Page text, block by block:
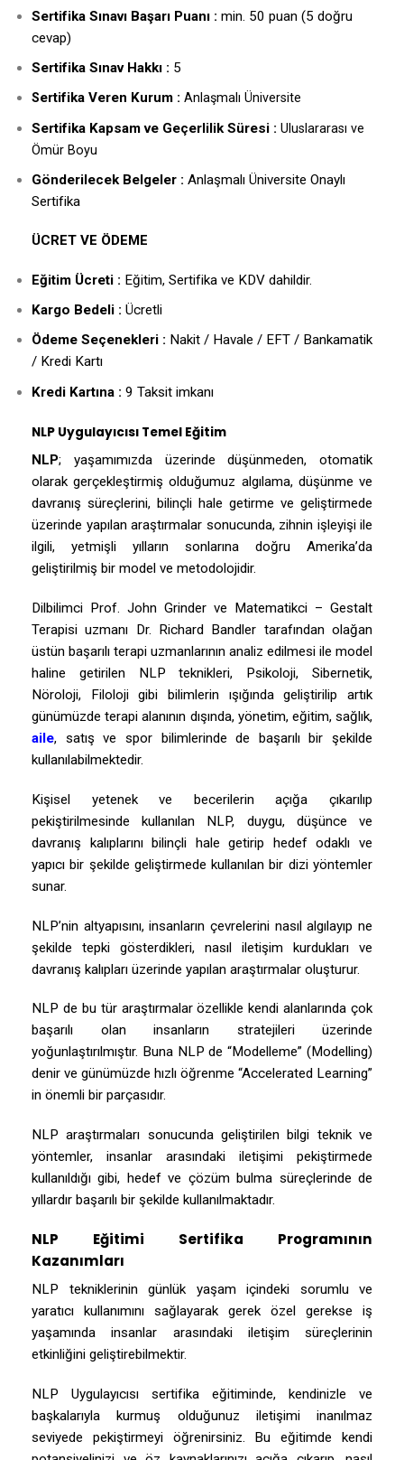
Sertifika Sınavı Başarı Puanı : min. 50 puan (5 doğru
cevap)
Sertifika Sınav Hakkı : 5
Sertifika Veren Kurum : Anlaşmalı Üniversite
Sertifika Kapsam ve Geçerlilik Süresi : Uluslararası ve
Ömür Boyu
Gönderilecek Belgeler : Anlaşmalı Üniversite Onaylı
Sertifika
ÜCRET VE ÖDEME
Eğitim Ücreti : Eğitim, Sertifika ve KDV dahildir.
Kargo Bedeli : Ücretli
Ödeme Seçenekleri : Nakit / Havale / EFT / Bankamatik
/ Kredi Kartı
Kredi Kartına : 9 Taksit imkanı
NLP Uygulayıcısı Temel Eğitim
NLP; yaşamımızda üzerinde düşünmeden, otomatik
olarak gerçekleştirmiş olduğumuz algılama, düşünme ve
davranış süreçlerini, bilinçli hale getirme ve geliştirmede
üzerinde yapılan araştırmalar sonucunda, zihnin işleyişi ile
ilgili, yetmişli yılların sonlarına doğru Amerika’da
geliştirilmiş bir model ve metodolojidir.
Dilbilimci Prof. John Grinder ve Matematikci – Gestalt
Terapisi uzmanı Dr. Richard Bandler tarafından olağan
üstün başarılı terapi uzmanlarının analiz edilmesi ile model
haline getirilen NLP teknikleri, Psikoloji, Sibernetik,
Nöroloji, Filoloji gibi bilimlerin ışığında geliştirilip artık
günümüzde terapi alanının dışında, yönetim, eğitim, sağlık,
aile, satış ve spor bilimlerinde de başarılı bir şekilde
kullanılabilmektedir.
Kişisel yetenek ve becerilerin açığa çıkarılıp
pekiştirilmesinde kullanılan NLP, duygu, düşünce ve
davranış kalıplarını bilinçli hale getirip hedef odaklı ve
yapıcı bir şekilde geliştirmede kullanılan bir dizi yöntemler
sunar.
NLP’nin altyapısını, insanların çevrelerini nasıl algılayıp ne
şekilde tepki gösterdikleri, nasıl iletişim kurdukları ve
davranış kalıpları üzerinde yapılan araştırmalar oluşturur.
NLP de bu tür araştırmalar özellikle kendi alanlarında çok
başarılı olan insanların stratejileri üzerinde
yoğunlaştırılmıştır. Buna NLP de “Modelleme” (Modelling)
denir ve günümüzde hızlı öğrenme “Accelerated Learning”
in önemli bir parçasıdır.
NLP araştırmaları sonucunda geliştirilen bilgi teknik ve
yöntemler, insanlar arasındaki iletişimi pekiştirmede
kullanıldığı gibi, hedef ve çözüm bulma süreçlerinde de
yıllardır başarılı bir şekilde kullanılmaktadır.
NLP Eğitimi Sertifika Programının
Kazanımları
NLP tekniklerinin günlük yaşam içindeki sorumlu ve
yaratıcı kullanımını sağlayarak gerek özel gerekse iş
yaşamında insanlar arasındaki iletişim süreçlerinin
etkinliğini geliştirebilmektir.
NLP Uygulayıcısı sertifika eğitiminde, kendinizle ve
başkalarıyla kurmuş olduğunuz iletişimi inanılmaz
seviyede pekiştirmeyi öğrenirsiniz. Bu eğitimde kendi